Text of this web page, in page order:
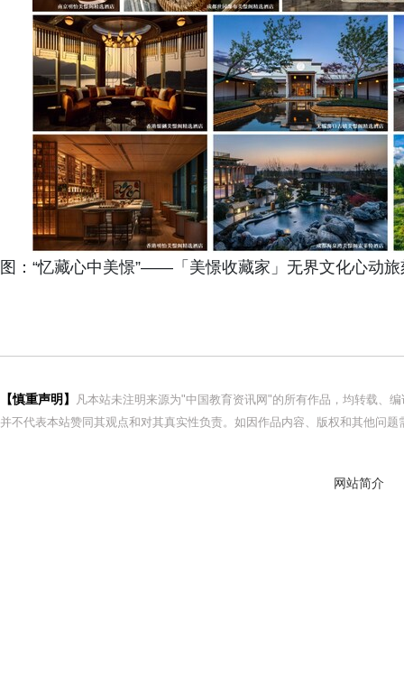
图：“忆藏心中美憬”——「美憬收藏家」无界文化心动
【慎重声明】
凡本站未注明来源为"中国教育资讯网"的所有作品，均转载、
并不代表本站赞同其观点和对其真实性负责。如因作品内容、版权和其他问
网站简介